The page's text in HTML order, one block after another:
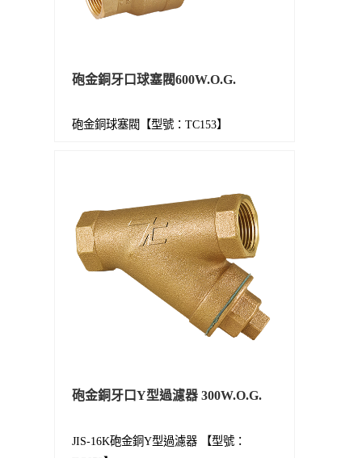
砲金銅牙口球塞閥600W.O.G.
砲金銅球塞閥【型號：TC153】
砲金銅牙口Y型過濾器 300W.O.G.
JIS-16K砲金銅Y型過濾器 【型號：